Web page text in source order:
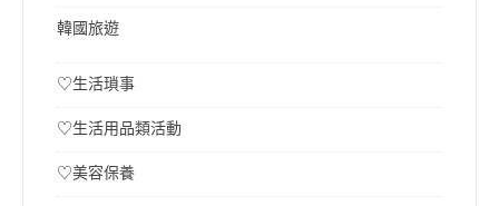
韓國旅遊
♡生活瑣事
♡生活用品類活動
♡美容保養